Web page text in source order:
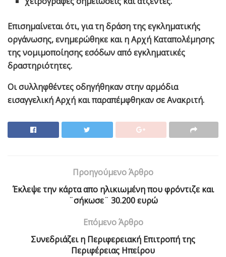
Επισημαίνεται ότι, για τη δράση της εγκληματικής
οργάνωσης, ενημερώθηκε και η Αρχή Καταπολέμησης
της νομιμοποίησης εσόδων από εγκληματικές
δραστηριότητες.
Οι συλληφθέντες οδηγήθηκαν στην αρμόδια
εισαγγελική Αρχή και παραπέμφθηκαν σε Ανακριτή.
Προηγούμενο Άρθρο
Έκλεψε την κάρτα απο ηλικιωμένη που φρόντιζε και
¨σήκωσε¨ 30.200 ευρώ
Επόμενο Άρθρο
Συνεδριάζει η Περιφερειακή Επιτροπή της
Περιφέρειας Ηπείρου